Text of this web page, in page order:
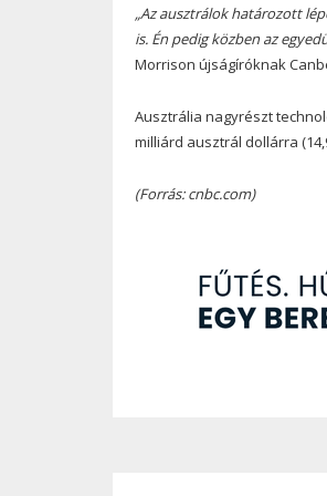
„Az ausztrálok határozott
is. Én pedig közben az
Morrison újságíróknak
Ausztrália nagyrészt
milliárd ausztrál dollárra
(Forrás: cnbc.com)